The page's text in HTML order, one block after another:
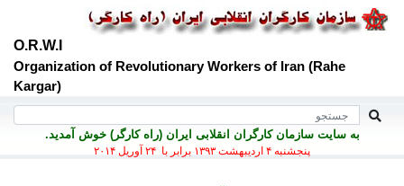
O.R.W.I
Organization of Revolutionary Workers of Iran (Rahe
Kargar)
به سايت سازمان کارگران انقلابی ايران (راه کارگر) خوش آمديد.
پنجشنبه ۴ ارديبهشت ۱۳۹۳ برابر با ۲۴ آوريل ۲۰۱۴